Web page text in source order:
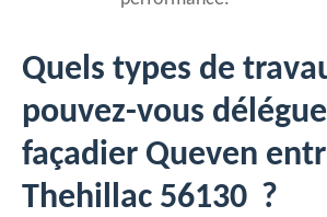
Quels types de
pouvez-vous
façadier Queven
Thehillac 56130 ?